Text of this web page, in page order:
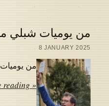
من يوميات شبلي
8 JANUARY 2025
من
reading »